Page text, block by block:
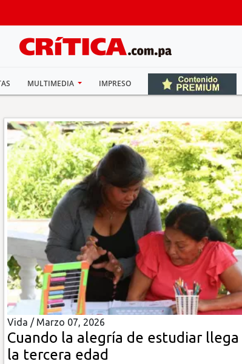
MULTIMEDIA IMPRESO
Vida / Marzo 07, 2026
Cuando la alegría de estudiar llega
la tercera edad